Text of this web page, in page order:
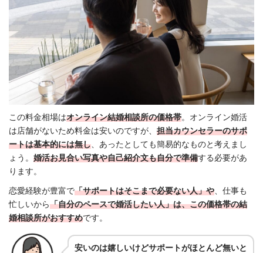
この料金相場はオンライン結婚相談所の価格帯。オンライン婚活
は店舗がないため料金は安いのですが、 担当カウンセラーのサポ
ートは基本的には無し 、あったとしても簡易的なものと考えまし
ょう。 婚活お見合い写真や自己紹介文も自分で準備する必要があ
ります。
恋愛経験が豊富で「サポートはそこまで必要ない人」や 、仕事も
忙しいから「自分のペースで婚活したい人」は、この価格帯の結
婚相談所がおすすめです。
安いのは嬉しいけどサポートがほとんど無いと